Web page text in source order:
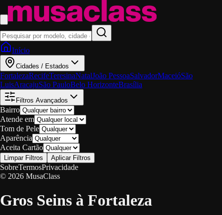
Início
Cidades / Estados
FortalezaRecifeTeresinaNatalJoão PessoaSalvadorMaceióSão
LuisAracajuSão PauloBelo HorizonteBrasília
Filtros Avançados
Bairro
Atende em
Tom de Pele
Aparência
Aceita Cartão
Limpar Filtros Aplicar Filtros
SobreTermosPrivacidade
© 2026 MusaClass
Gros Seins à Fortaleza